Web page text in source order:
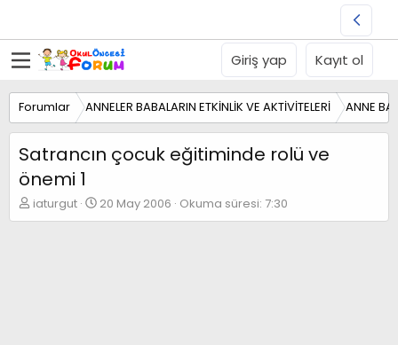
Giriş yap Kayıt ol
Forumlar ANNELER BABALARIN ETKİNLİK VE AKTİVİTELERİ ANNE
Satrancın çocuk eğitiminde rolü ve
önemi 1
K
o
iaturgut
B
a
20 May 2006 Okuma süresi: 7:30